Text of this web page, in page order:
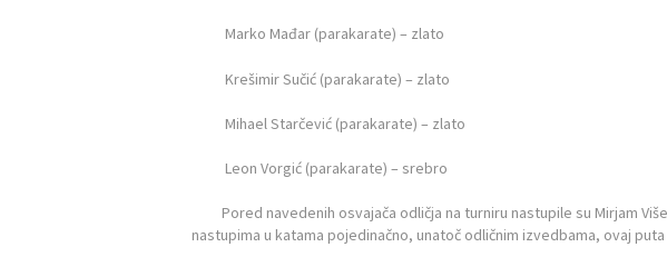
FOTOGALERIJA
Marko Mađar (parakarate) – zlato
Krešimir Sučić (parakarate) – zlato
Mihael Starčević (parakarate) – zlato
Leon Vorgić (parakarate) – srebro
Pored navedenih osvajača odličja na turniru nastupile su Mirjam
nastupima u katama pojedinačno, unatoč odličnim izvedbama, ovaj